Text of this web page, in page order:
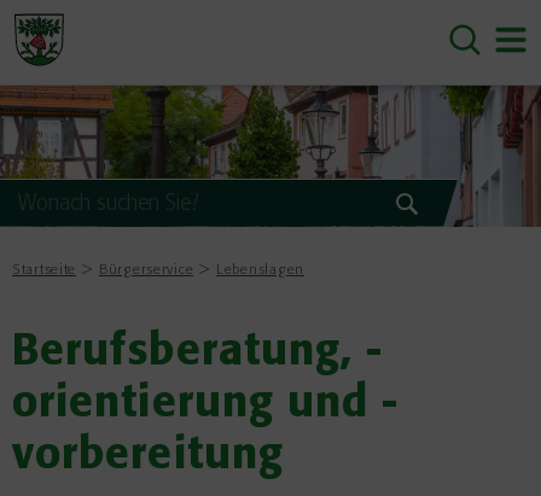
Startseite Bürgerservice Lebenslagen
Berufsberatung, -
orientierung und -
vorbereitung